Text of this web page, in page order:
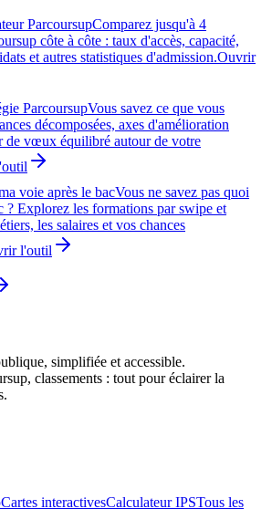
ParcoursupComparez jusqu'à 4
côte à côte : taux d'accès, capacité,
et autres statistiques d'admission.Ouvrir
ParcoursupVous savez ce que vous
décomposées, axes d'amélioration
de vœux équilibré autour de votre
voie après le bacVous ne savez pas quoi
? Explorez les formations par swipe et
les salaires et vos chances
l'outil
simplifiée et accessible.
classements : tout pour éclairer la
Cartes interactivesCalculateur IPSTous les